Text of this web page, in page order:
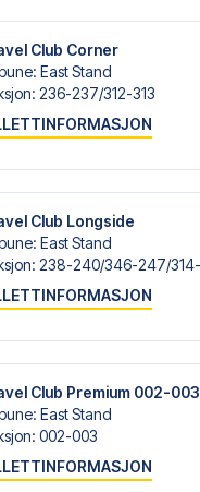
Club Corner
: East Stand
: 236-237/​312-313
Club Longside
: East Stand
: 238-240/​346-247/​314-
Club Premium 002-003
: East Stand
: 002-003